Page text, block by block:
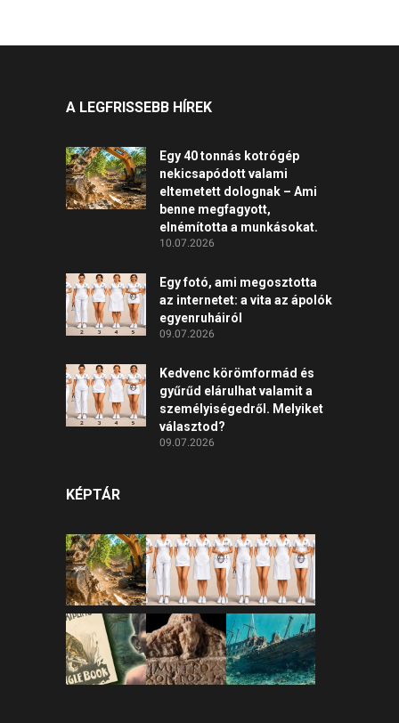
A LEGFRISSEBB HÍREK
Egy 40 tonnás kotrógép
nekicsapódott valami
eltemetett dolognak – Ami
benne megfagyott,
elnémította a munkásokat.
10.07.2026
Egy fotó, ami megosztotta
az internetet: a vita az ápolók
egyenruháiról
09.07.2026
Kedvenc körömformád és
gyűrűd elárulhat valamit a
személyiségedről. Melyiket
választod?
09.07.2026
KÉPTÁR